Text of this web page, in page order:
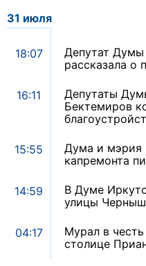
31 июля
18:07
Депутат
рассказала о
16:11
Депутаты
Бектемиров
15:55
Дума и мэрия
капремонта
14:59
В Думе
улицы
04:17
Мурал в
столице